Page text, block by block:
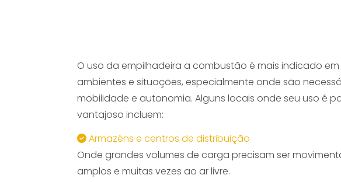
O uso da empilhadeira a combustão é mais indicado
ambientes e situações, especialmente onde são
mobilidade e autonomia. Alguns locais onde seu uso é
vantajoso incluem:
Armazéns e centros de distribuição
Onde grandes volumes de carga precisam ser
amplos e muitas vezes ao ar livre.